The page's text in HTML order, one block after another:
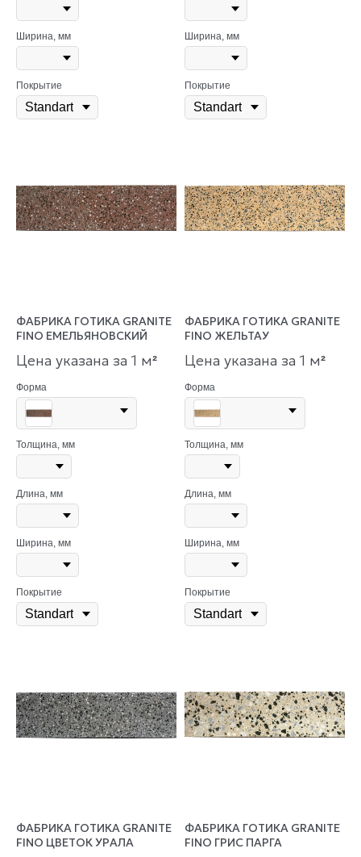
Ширина, мм
Покрытие
Ширина, мм
Покрытие
ФАБРИКА ГОТИКА GRANITE
FINO ЕМЕЛЬЯНОВСКИЙ
Цена указана за 1 м²
Форма
Толщина, мм
Длина, мм
Ширина, мм
Покрытие
ФАБРИКА ГОТИКА GRANITE
FINO ЖЕЛЬТАУ
Цена указана за 1 м²
Форма
Толщина, мм
Длина, мм
Ширина, мм
Покрытие
ФАБРИКА ГОТИКА GRANITE
FINO ЦВЕТОК УРАЛА
ФАБРИКА ГОТИКА GRANITE
FINO ГРИС ПАРГА